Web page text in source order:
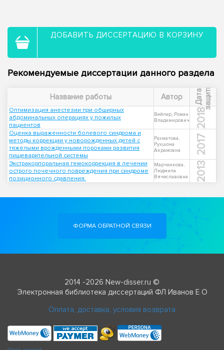
ДОБАВИТЬ ДИССЕРТАЦИЮ В КОРЗИНУ
Рекомендуемые диссертации данного раздела
Название работы Автор Д
а
т
а
з
а
щ
и
т ы
Оптимизация анестезии при обширных
абдоминальных операциях у пожилых
пациентов
Вейлер, Роман
Владимирович
2018
Оценка выраженности болевого синдрома и
методы коррекции у новорожденных детей с
тяжелыми врожденными пороками развития
пищеварительной системы
Рахматова,
Рухшона
Акрамовна
2017
Экстракорпоральная гемокоррекция в лечении
острого почечного повреждения при синдроме
позиционного сдавления.
Марченкова,
Людмила
Вячеславовна
2013
ФОРМА ОБРАТНОЙ СВЯЗИ
2014 -2026 New-disser.ru ©
Электронная библиотека диссертаций ФЛ Иванов Е О
Оплата, доставка, условия возврата